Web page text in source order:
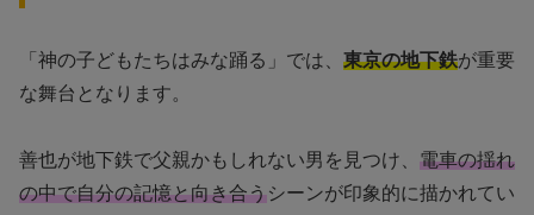
「神の子どもたちはみな踊る」では、 東京の地下鉄が重要
な舞台となります。
善也が地下鉄で父親かもしれない男を見つけ、 電車の揺れ
の中で自分の記憶と向き合うシーンが印象的に描かれてい